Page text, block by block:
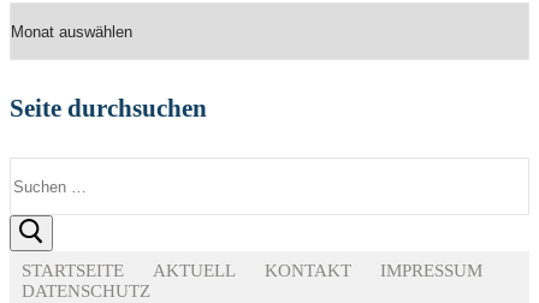
Seite durchsuchen
nach:
STARTSEITE AKTUELL KONTAKT
IMPRESSUM
DATENSCHUTZ